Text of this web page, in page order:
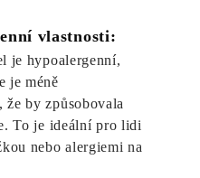
vlastnosti:
je hypoalergenní,
je méně
že by způsobovala
To je ideální pro lidi
nebo alergiemi na